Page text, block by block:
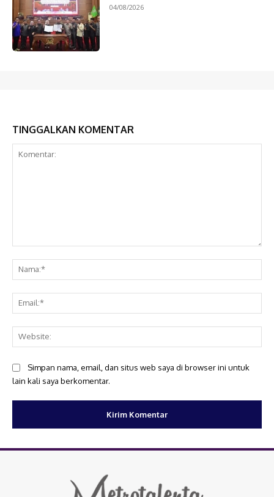
04/08/2026
TINGGALKAN KOMENTAR
Simpan nama, email, dan situs web saya di browser ini untuk
lain kali saya berkomentar.